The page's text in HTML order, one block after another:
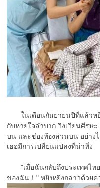
ในเดือนกันยายนปีที่แล้วหยิ
กับหายใจลำบาก วิงเวียนศีรษ
บน และช่องท้องส่วนบน อย่างไ
เธอมีการเปลี่ยนแปลงที่น่าทึ่ง
"เมื่อฉันกลับถึงประเทศไทย
ของฉัน！" หยิงหยิงกล่าวด้วยค